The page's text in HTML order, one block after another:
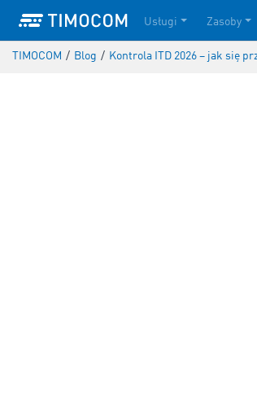
Usługi Zasoby
TIMOCOM / Blog / Kontrola ITD 2026 – jak się